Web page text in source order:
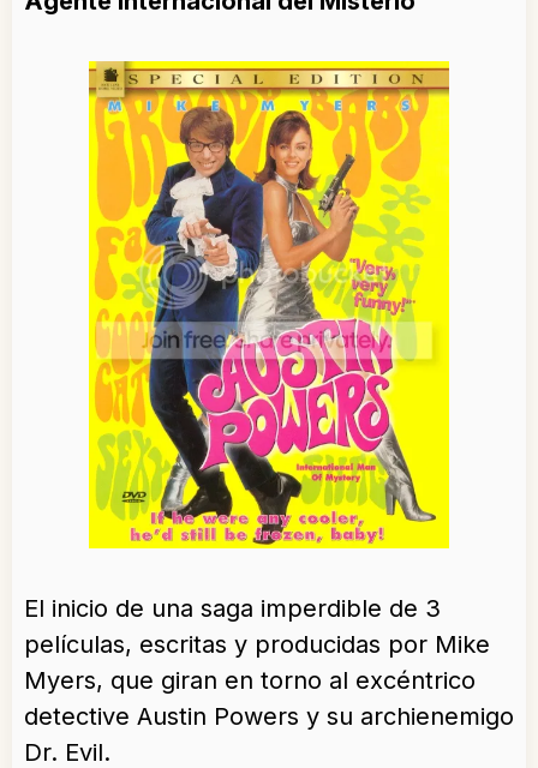
El inicio de una saga imperdible de 3
películas, escritas y producidas por Mike
Myers, que giran en torno al excéntrico
detective Austin Powers y su archienemigo
Dr. Evil.